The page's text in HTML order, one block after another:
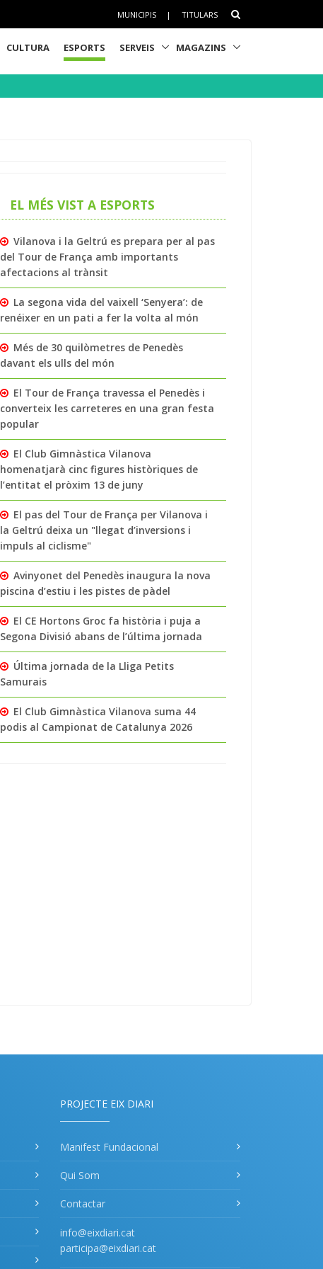
MUNICIPIS | TITULARS
CULTURA ESPORTS SERVEIS MAGAZINS
EL MÉS VIST A ESPORTS
Vilanova i la Geltrú es prepara per al pas
del Tour de França amb importants
afectacions al trànsit
La segona vida del vaixell ‘Senyera’: de
renéixer en un pati a fer la volta al món
Més de 30 quilòmetres de Penedès
davant els ulls del món
El Tour de França travessa el Penedès i
converteix les carreteres en una gran festa
popular
El Club Gimnàstica Vilanova
homenatjarà cinc figures històriques de
l’entitat el pròxim 13 de juny
El pas del Tour de França per Vilanova i
la Geltrú deixa un "llegat d’inversions i
impuls al ciclisme"
Avinyonet del Penedès inaugura la nova
piscina d’estiu i les pistes de pàdel
El CE Hortons Groc fa història i puja a
Segona Divisió abans de l’última jornada
Última jornada de la Lliga Petits
Samurais
El Club Gimnàstica Vilanova suma 44
podis al Campionat de Catalunya 2026
PROJECTE EIX DIARI
Manifest Fundacional
Qui Som
Contactar
info@eixdiari.cat
participa@eixdiari.cat